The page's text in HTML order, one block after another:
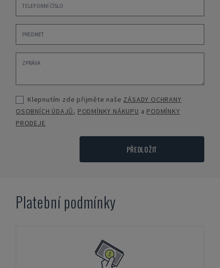
Klepnutím zde přijměte naše ZÁSADY OCHRANY
OSOBNÍCH ÚDAJŮ, PODMÍNKY NÁKUPU a PODMÍNKY
PRODEJE
PŘEDLOŽIT
Platební podmínky